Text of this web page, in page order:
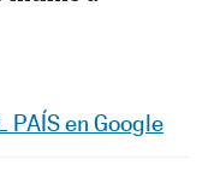
Sociales
PAÍS en Google